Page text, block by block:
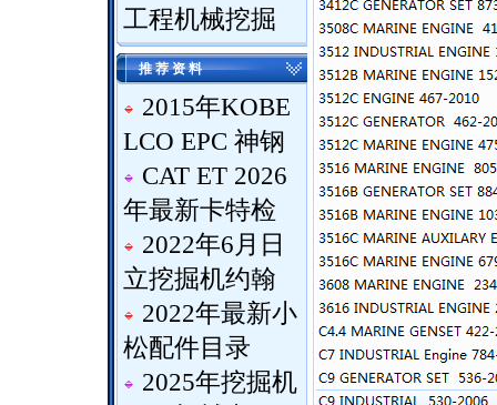
工程机械挖掘
推 荐 资 料
2015年KOBE
LCO EPC 神钢
CAT ET 2026
年最新卡特检
2022年6月日
立挖掘机约翰
2022年最新小
松配件目录
2025年挖掘机